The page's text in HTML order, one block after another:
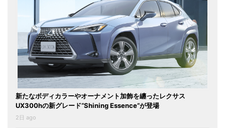
新たなボディカラーやオーナメント加飾を纏ったレクサス
UX300hの新グレード“Shining Essence”が登場
2日 ago